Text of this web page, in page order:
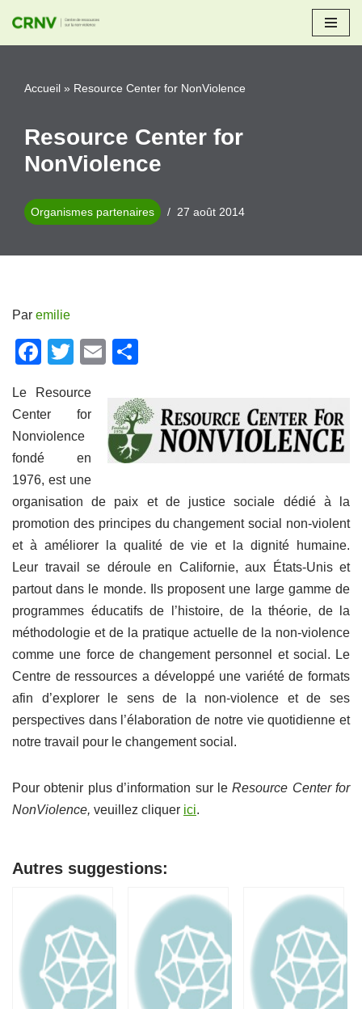
Aller
contenu
Accueil » Resource Center for NonViolence
Resource Center for
NonViolence
Organismes partenaires 27 août 2014
Par emilie
F
c
e
b
o
o
k
T
tt
er
E
ail ta
g
er
Le Resource
Center for
Nonviolence
fondé en
1976, est une
organisation de paix et de justice sociale dédié à la
promotion des principes du changement social non-violent
et à améliorer la qualité de vie et la dignité humaine.
Leur travail se déroule en Californie, aux États-Unis et
partout dans le monde. Ils proposent une large gamme de
programmes éducatifs de l’histoire, de la théorie, de la
méthodologie et de la pratique actuelle de la non-violence
comme une force de changement personnel et social. Le
Centre de ressources a développé une variété de formats
afin d’explorer le sens de la non-violence et de ses
perspectives dans l’élaboration de notre vie quotidienne et
notre travail pour le changement social.
Pour obtenir plus d’information sur leResource Center for
NonViolence, veuillez cliquer ici.
Autres suggestions: